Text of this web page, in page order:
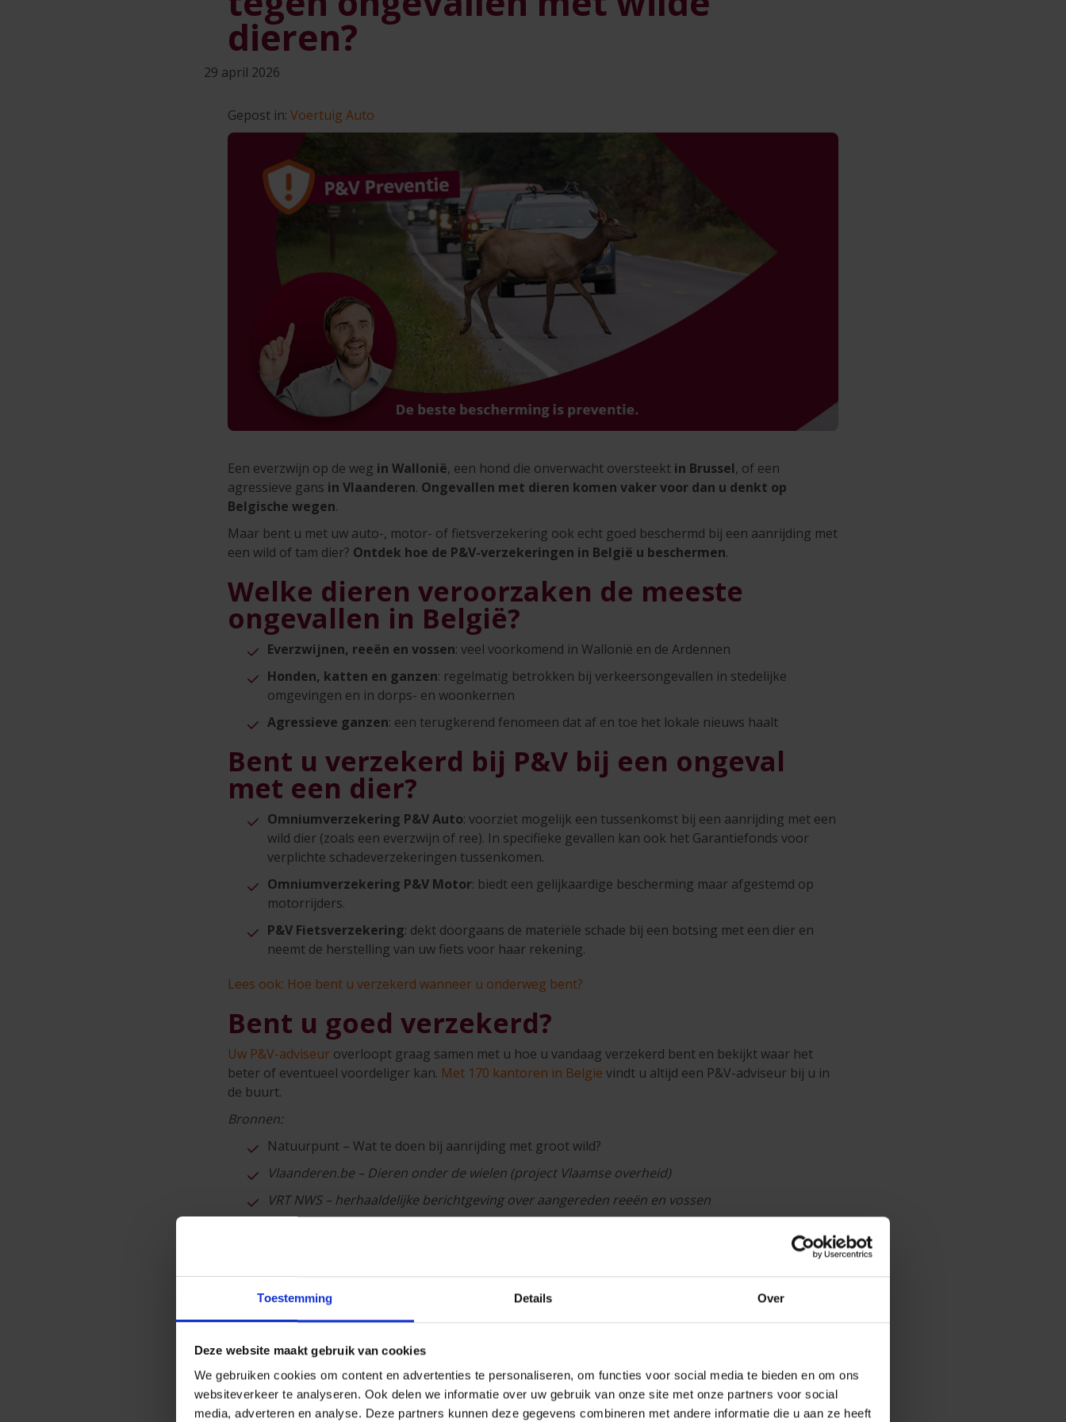
Toestemming Details Over
Deze website maakt gebruik van cookies
We gebruiken cookies om content en advertenties te personaliseren, om functies voor social media te bieden en om ons
websiteverkeer te analyseren. Ook delen we informatie over uw gebruik van onze site met onze partners voor social
media, adverteren en analyse. Deze partners kunnen deze gegevens combineren met andere informatie die u aan ze heeft
dieren?
29 april 2026
Gepost in: Voertuig Auto
Een everzwijn op de weg in Wallonië, een hond die onverwacht oversteekt in Brussel, of een
agressieve gans in Vlaanderen. Ongevallen met dieren komen vaker voor dan u denkt op
Belgische wegen.
Maar bent u met uw auto-, motor- of fietsverzekering ook echt goed beschermd bij een aanrijding met
een wild of tam dier? Ontdek hoe de P&V-verzekeringen in België u beschermen.
Welke dieren veroorzaken de meeste
ongevallen in België?
Everzwijnen, reeën en vossen: veel voorkomend in Wallonië en de Ardennen
Honden, katten en ganzen: regelmatig betrokken bij verkeersongevallen in stedelijke
omgevingen en in dorps- en woonkernen
Agressieve ganzen: een terugkerend fenomeen dat af en toe het lokale nieuws haalt
Bent u verzekerd bij P&V bij een ongeval
met een dier?
Omniumverzekering P&V Auto: voorziet mogelijk een tussenkomst bij een aanrijding met een
wild dier (zoals een everzwijn of ree). In specifieke gevallen kan ook het Garantiefonds voor
verplichte schadeverzekeringen tussenkomen.
Omniumverzekering P&V Motor: biedt een gelijkaardige bescherming maar afgestemd op
motorrijders.
P&V Fietsverzekering: dekt doorgaans de materiële schade bij een botsing met een dier en
neemt de herstelling van uw fiets voor haar rekening.
Lees ook: Hoe bent u verzekerd wanneer u onderweg bent?
Bent u goed verzekerd?
Uw P&V-adviseur overloopt graag samen met u hoe u vandaag verzekerd bent en bekijkt waar het
beter of eventueel voordeliger kan. Met 170 kantoren in België vindt u altijd een P&V-adviseur bij u in
de buurt.
Bronnen:
Natuurpunt – Wat te doen bij aanrijding met groot wild?
Vlaanderen.be – Dieren onder de wielen (project Vlaamse overheid)
VRT NWS – herhaaldelijke berichtgeving over aangereden reeën en vossen
VRT NWS – ‘Freddy de gans’ terroriseert fietsers en joggers (april 2026)
Dit document is een reclamedocument met daarin algemene informatie over deverzekering P&V Fiets,de verzekering
P&V Autoen de verzekering P&V Motorontwikkeld door P&V, een merk van P&V Verzekeringen, en waarop het